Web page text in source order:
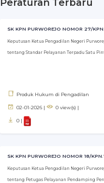
Peraturan Terbaru
SK KPN PURWOREJO NOMOR 27/
Keputusan Ketua Pengadilan Negeri
tentang Standar Pelayanan Terpadu Satu
Produk Hukum di Pengadilan
02-01-2026 | 0 view(s) |
0 |
SK KPN PURWOREJO NOMOR 18/
Keputusan Ketua Pengadilan Negeri
tentang Petugas Pelayanan Pendamping